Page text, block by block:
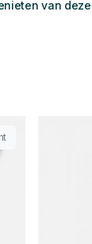
van